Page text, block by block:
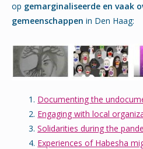
op gemarginaliseerde en vaak
gemeenschappen in Den Haag:
Documenting the
Engaging with local
Solidarities during the
Experiences of Habesha